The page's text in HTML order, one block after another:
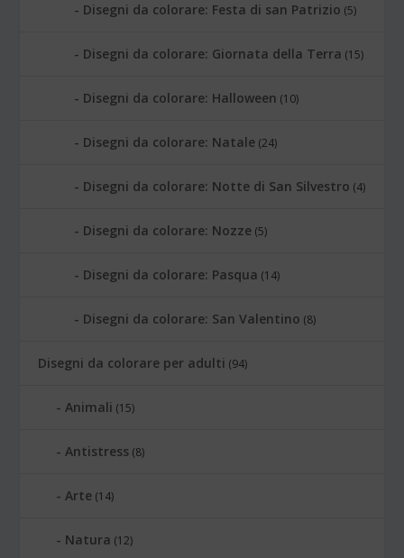
Disegni da colorare: Festa di san Patrizio (5)
Disegni da colorare: Giornata della Terra (15)
Disegni da colorare: Halloween (10)
Disegni da colorare: Natale (24)
Disegni da colorare: Notte di San Silvestro (4)
Disegni da colorare: Nozze (5)
Disegni da colorare: Pasqua (14)
Disegni da colorare: San Valentino (8)
Disegni da colorare per adulti (94)
Animali (15)
Antistress (8)
Arte (14)
Natura (12)